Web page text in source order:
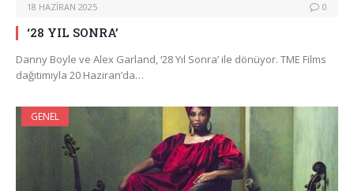
18 HAZIRAN 2025 0
‘28 YIL SONRA’
Danny Boyle ve Alex Garland, ‘28 Yıl Sonra’ ile dönüyor. TME Films
dağıtımıyla 20 Haziran’da…
GENEL